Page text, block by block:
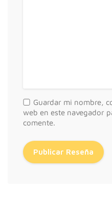
Guardar mi nombre,
web en este navegador
comente.